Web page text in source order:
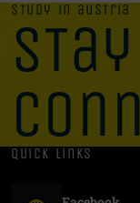
study in austria
stay
quick links